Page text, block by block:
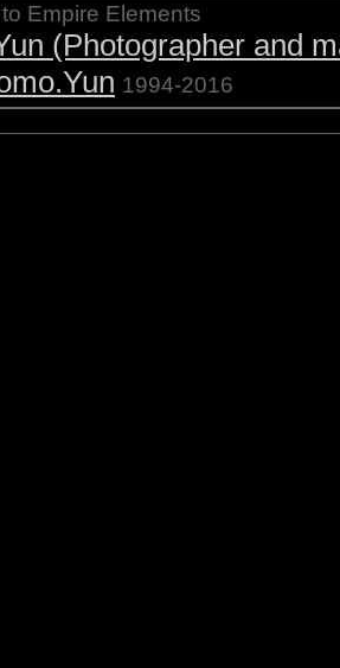
Empire Elements
(Photographer and
1994-2016